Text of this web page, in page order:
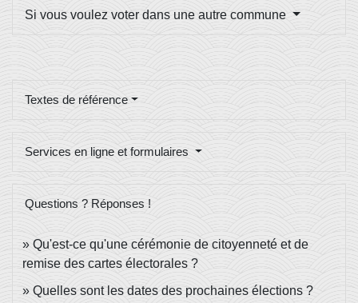
Si vous voulez voter dans une autre commune
Textes de référence
Services en ligne et formulaires
Questions ? Réponses !
Qu'est-ce qu'une cérémonie de citoyenneté et de
remise des cartes électorales ?
Quelles sont les dates des prochaines élections ?